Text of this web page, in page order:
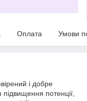
Оплата Умови
і добре
потенції,